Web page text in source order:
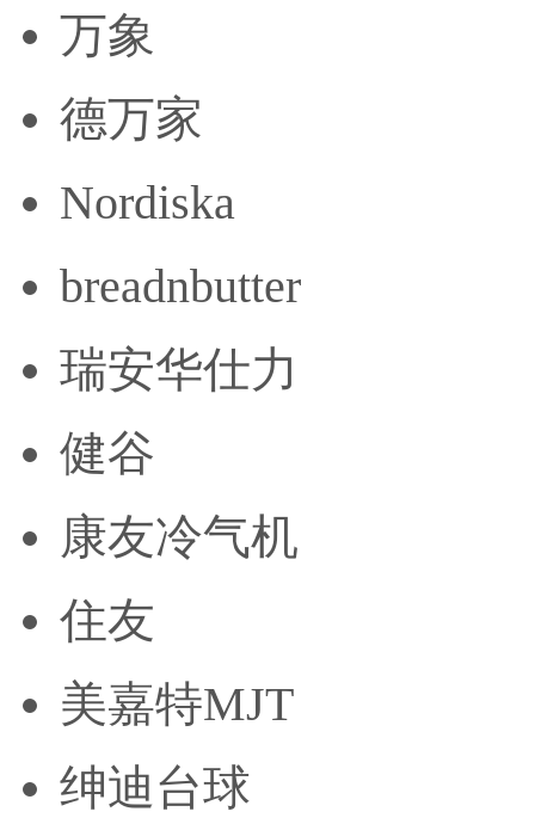
万象
德万家
Nordiska
breadnbutter
瑞安华仕力
健谷
康友冷气机
住友
美嘉特MJT
绅迪台球